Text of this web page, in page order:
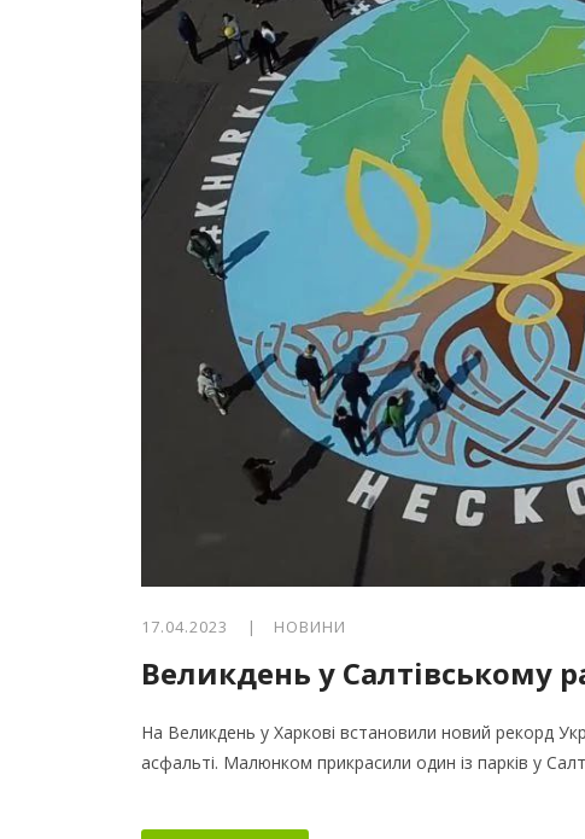
17.04.2023 | НОВИНИ
Великдень у Салтівському
На Великдень у Харкові встановили новий рекорд
асфальті. Малюнком прикрасили один із парків у